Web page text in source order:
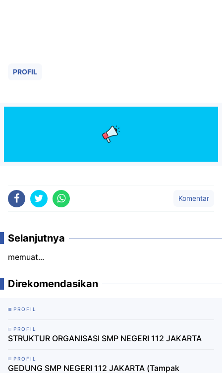
PROFIL
Komentar
Selanjutnya
memuat...
Direkomendasikan
PROFIL
PROFIL
STRUKTUR ORGANISASI SMP NEGERI 112 JAKARTA
PROFIL
GEDUNG SMP NEGERI 112 JAKARTA (Tampak